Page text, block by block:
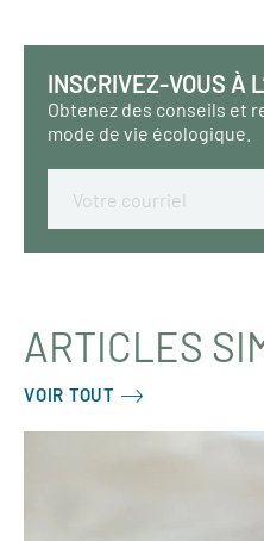
INSCRIVEZ-VOUS À
Obtenez des conseils et
mode de vie écologique.
ARTICLES
VOIR TOUT